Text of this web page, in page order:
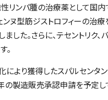
リンパ腫の治療薬として国
ヌ型筋ジストロフィーの治
た。さらに、テセントリク、
。
より獲得したスパルセンタ
の製造販売承認申請を予定し